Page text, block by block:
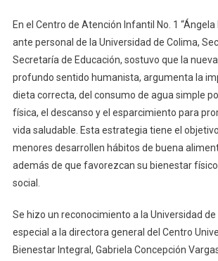
En el Centro de Atención Infantil No. 1 “Ángela
ante personal de la Universidad de Colima,
Secretaría de Educación, sostuvo que la
profundo sentido humanista, argumenta la
dieta correcta, del consumo de agua simple
física, el descanso y el esparcimiento para
vida saludable. Esta estrategia tiene el
menores desarrollen hábitos de buena
además de que favorezcan su bienestar
social.
Se hizo un reconocimiento a la Universidad de
especial a la directora general del Centro
Bienestar Integral, Gabriela Concepción